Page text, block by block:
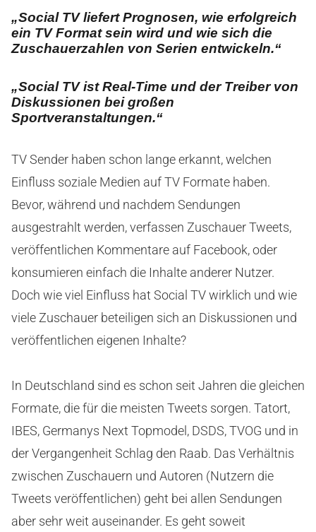
„Social TV liefert Prognosen, wie erfolgreich
ein TV Format sein wird und wie sich die
Zuschauerzahlen von Serien entwickeln.“
„Social TV ist Real-Time und der Treiber von
Diskussionen bei großen
Sportveranstaltungen.“
TV Sender haben schon lange erkannt, welchen
Einfluss soziale Medien auf TV Formate haben.
Bevor, während und nachdem Sendungen
ausgestrahlt werden, verfassen Zuschauer Tweets,
veröffentlichen Kommentare auf Facebook, oder
konsumieren einfach die Inhalte anderer Nutzer.
Doch wie viel Einfluss hat Social TV wirklich und wie
viele Zuschauer beteiligen sich an Diskussionen und
veröffentlichen eigenen Inhalte?
In Deutschland sind es schon seit Jahren die gleichen
Formate, die für die meisten Tweets sorgen. Tatort,
IBES, Germanys Next Topmodel, DSDS, TVOG und in
der Vergangenheit Schlag den Raab. Das Verhältnis
zwischen Zuschauern und Autoren (Nutzern die
Tweets veröffentlichen) geht bei allen Sendungen
aber sehr weit auseinander. Es geht soweit